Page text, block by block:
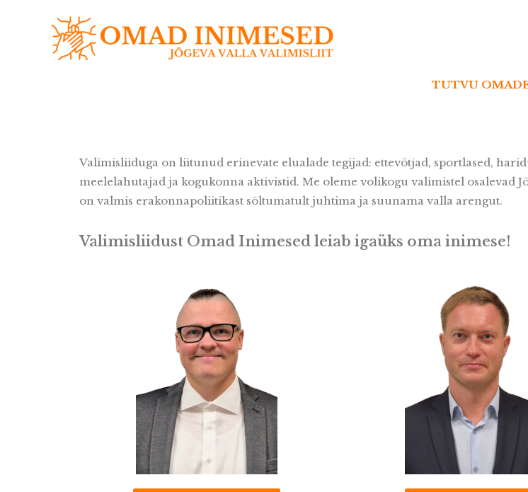
TUTVU
Valimisliiduga on liitunud erinevate elualade tegijad: ettevõtjad, sportlased,
meelelahutajad ja kogukonna aktivistid. Me oleme volikogu valimistel osalevad
on valmis erakonnapoliitikast sõltumatult juhtima ja suunama valla arengut.
Valimisliidust Omad Inimesed leiab igaüks oma inimese!